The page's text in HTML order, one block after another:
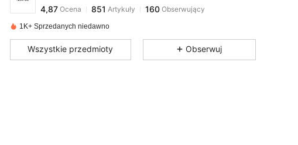
d***izaobserwował(-a)1 dzień temu
4,87
851
160
4,87
851
1K+ Sprzedanych niedawno
Wszystkie przedmioty Obserwuj